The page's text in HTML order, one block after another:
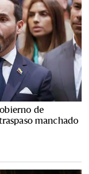
de
manchado